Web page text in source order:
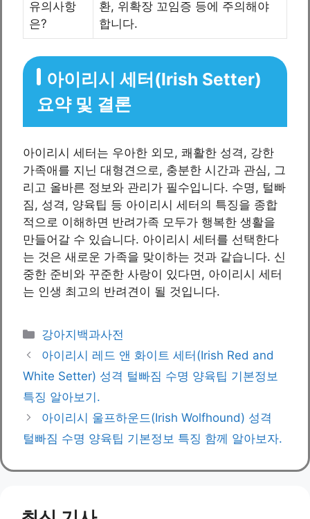
유의사항
은?
환, 위확장 꼬임증 등에 주의해야
합니다.
아이리시 세터(Irish Setter)
요약 및 결론
아이리시 세터는 우아한 외모, 쾌활한 성격, 강한
가족애를 지닌 대형견으로, 충분한 시간과 관심, 그
리고 올바른 정보와 관리가 필수입니다. 수명, 털빠
짐, 성격, 양육팁 등 아이리시 세터의 특징을 종합
적으로 이해하면 반려가족 모두가 행복한 생활을
만들어갈 수 있습니다. 아이리시 세터를 선택한다
는 것은 새로운 가족을 맞이하는 것과 같습니다. 신
중한 준비와 꾸준한 사랑이 있다면, 아이리시 세터
는 인생 최고의 반려견이 될 것입니다.
카
테
고
리
강아지백과사전
아이리시 레드 앤 화이트 세터(Irish Red and
White Setter) 성격 털빠짐 수명 양육팁 기본정보
특징 알아보기.
아이리시 울프하운드(Irish Wolfhound) 성격
털빠짐 수명 양육팁 기본정보 특징 함께 알아보자.